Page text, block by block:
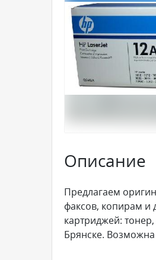
Описание
Предлагаем
факсов, копирам и
картриджей:
Брянске.